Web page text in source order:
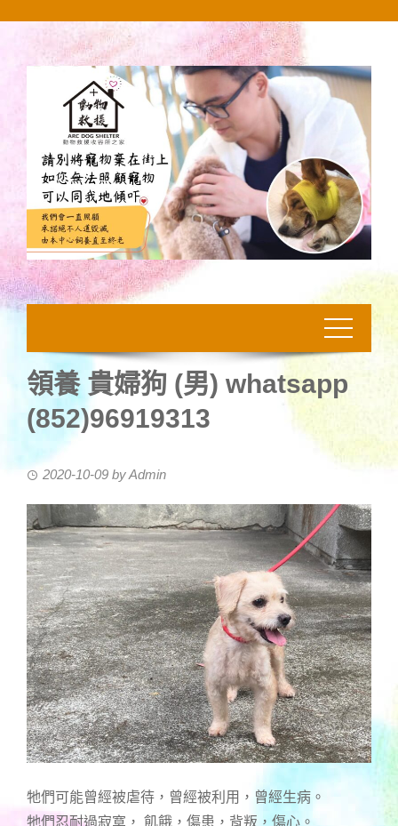
領養 貴婦狗 (男) whatsapp
(852)96919313
2020-10-09 byAdmin
牠們可能曾經被虐待，曾經被利用，曾經生病。
牠們忍耐過寂寞， 飢餓，傷患，背叛，傷心。